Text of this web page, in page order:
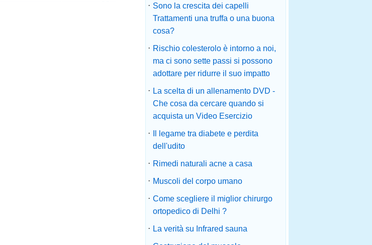
· Sono la crescita dei capelli
Trattamenti una truffa o una buona
cosa?
· Rischio colesterolo è intorno a noi,
ma ci sono sette passi si possono
adottare per ridurre il suo impatto
· La scelta di un allenamento DVD -
Che cosa da cercare quando si
acquista un Video Esercizio
·
Il legame tra diabete e perdita
dell'udito
· Rimedi naturali acne a casa
· Muscoli del corpo umano
· Come scegliere il miglior chirurgo
ortopedico di Delhi ?
· La verità su Infrared sauna